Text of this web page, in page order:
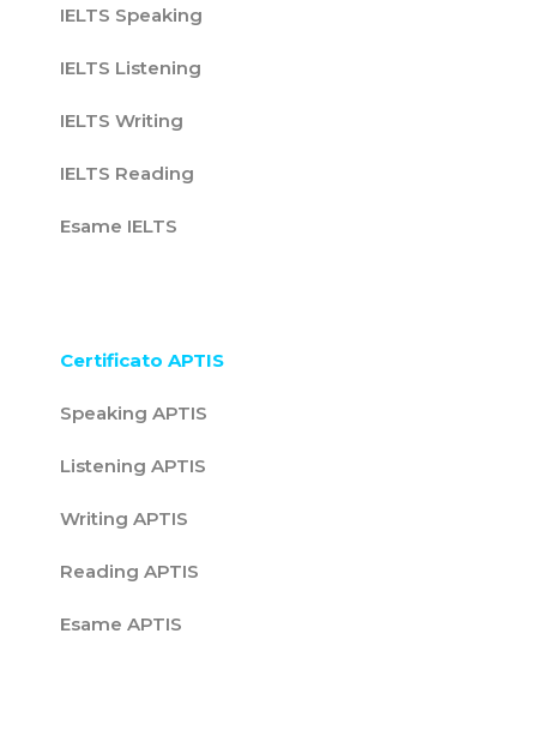
IELTS Speaking
IELTS Listening
IELTS Writing
IELTS Reading
Esame IELTS
Certificato APTIS
Speaking APTIS
Listening APTIS
Writing APTIS
Reading APTIS
Esame APTIS